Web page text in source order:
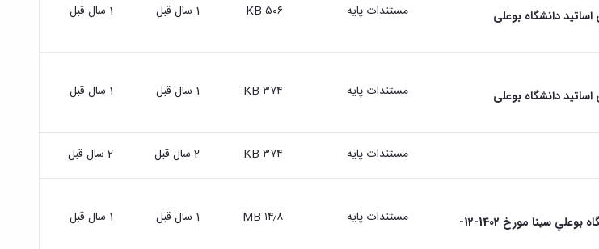
دانشگاه بوعلی
مستندات پایه ۵۰۶ KB 1 سال قبل 1 سال قبل
دانشگاه بوعلی
مستندات پایه ۳۷۴ KB 1 سال قبل 1 سال قبل
مستندات پایه ۳۷۴ KB 2 سال قبل 2 سال قبل
ابلاغ آئين‌نامه استخدامي اعضاي هيئت علمي دانشگاه بوعلي سينا مورخ 1402-12-
مستندات پایه ۱۴٫۸ MB 1 سال قبل 1 سال قبل